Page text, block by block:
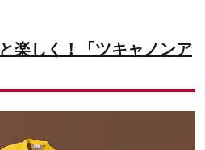
楽しく！「ツキャノンア